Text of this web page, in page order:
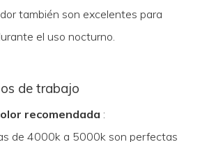
también son excelentes para
el uso nocturno.
de trabajo
recomendada :
de 4000k a 5000k son perfectas